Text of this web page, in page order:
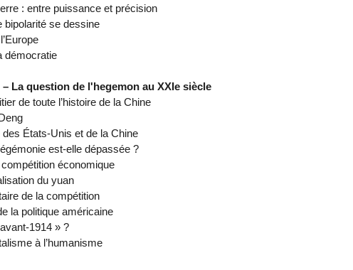
: entre puissance et précision
bipolarité se dessine
démocratie
La question de l'hegemon au XXIe siècle
de toute l’histoire de la Chine
des États-Unis et de la Chine
est-elle dépassée ?
économique
du yuan
de la compétition
la politique américaine
1914 » ?
à l’humanisme